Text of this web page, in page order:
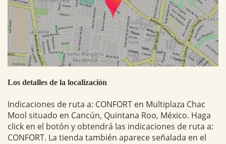
Los detalles de la localización
Indicaciones de ruta a: CONFORT en Multiplaza Chac
Mool situado en Cancún, Quintana Roo, México. Haga
click en el botón y obtendrá las indicaciones de ruta a:
CONFORT. La tienda también aparece señalada en el